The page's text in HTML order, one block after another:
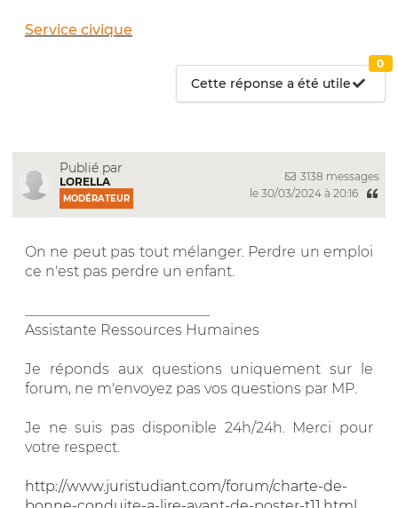
Service civique
Cette réponse a été utile
0
Publié par
LORELLA
MODÉRATEUR
3138 messages
le 30/03/2024 à 20:16
On ne peut pas tout mélanger. Perdre un emploi
ce n'est pas perdre un enfant.
Assistante Ressources Humaines
Je réponds aux questions uniquement sur le
forum, ne m'envoyez pas vos questions par MP.
Je ne suis pas disponible 24h/24h. Merci pour
votre respect.
http://www.juristudiant.com/forum/charte-de-